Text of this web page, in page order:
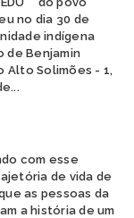
no dia 30 de
indígena
de Benjamin
Alto Solimões - 1,
com esse
de vida de
as pessoas da
a história de um